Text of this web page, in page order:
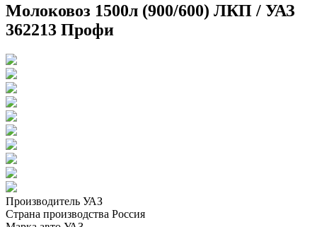
Молоковоз 1500л (900/600) ЛКП / УАЗ
362213 Профи
Производитель УАЗ
Страна производства Россия